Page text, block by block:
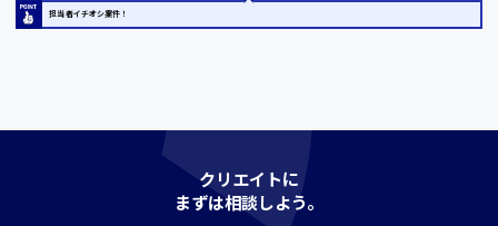
担当者イチオシ案件！
クリエイトに
まずは相談しよう。